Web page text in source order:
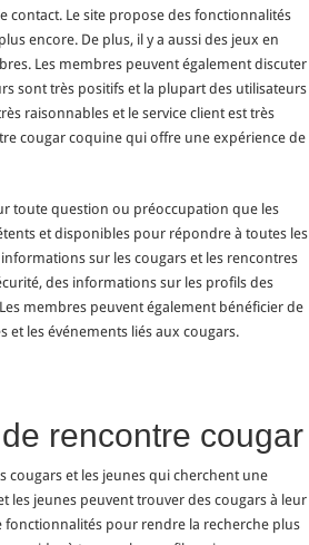
contact. Le site propose des fonctionnalités
encore. De plus, il y a aussi des jeux en
Les membres peuvent également discuter
sont très positifs et la plupart des utilisateurs
raisonnables et le service client est très
cougar coquine qui offre une expérience de
toute question ou préoccupation que les
et disponibles pour répondre à toutes les
sur les cougars et les rencontres
des informations sur les profils des
membres peuvent également bénéficier de
et les événements liés aux cougars.
rencontre cougar
cougars et les jeunes qui cherchent une
les jeunes peuvent trouver des cougars à leur
fonctionnalités pour rendre la recherche plus